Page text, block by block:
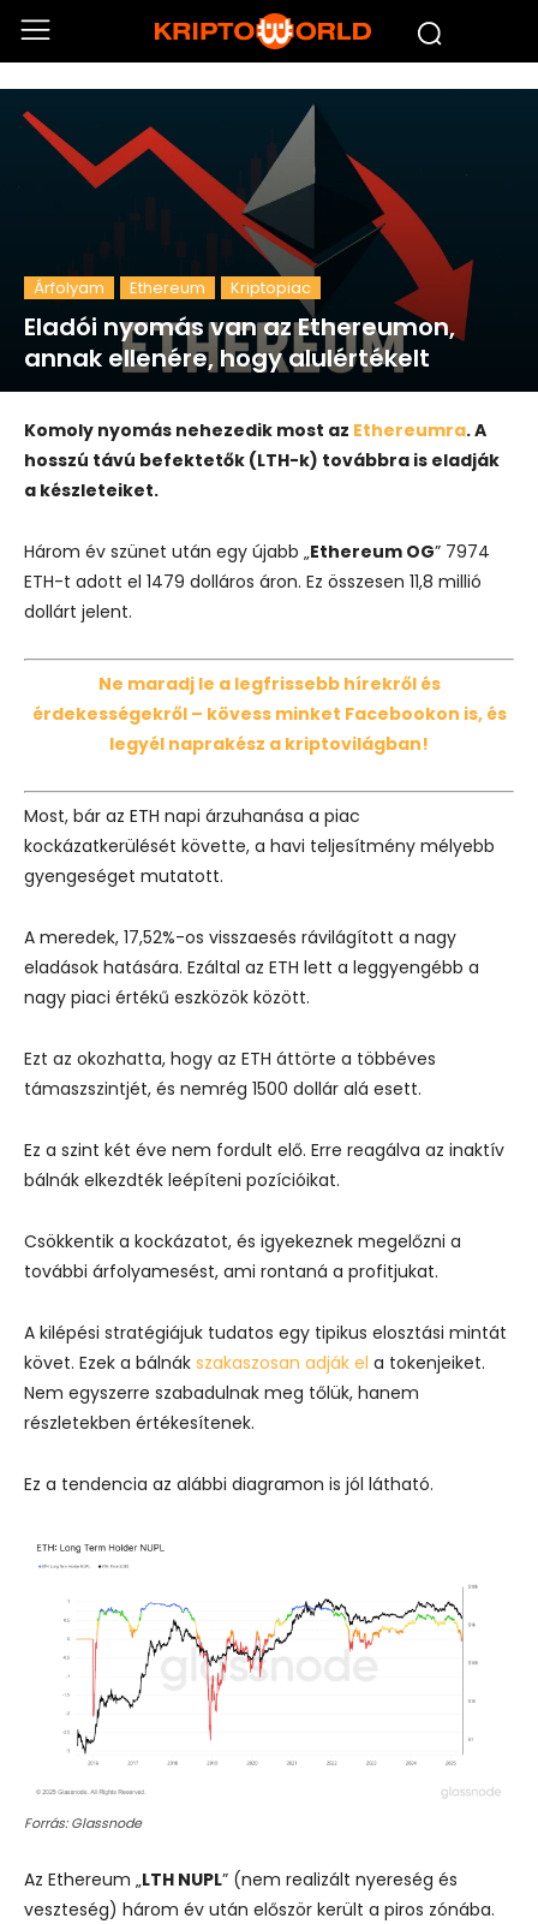
Árfolyam Ethereum Kriptopiac
Eladói nyomás van az Ethereumon,
annak ellenére, hogy alulértékelt
Komoly nyomás nehezedik most az Ethereumra. A
hosszú távú befektetők (LTH-k) továbbra is eladják
a készleteiket.
Három év szünet után egy újabb „Ethereum OG” 7974
ETH-t adott el 1479 dolláros áron. Ez összesen 11,8 millió
dollárt jelent.
Ne maradj le a legfrissebb hírekről és
érdekességekről – kövess minket Facebookon is, és
legyél naprakész a kriptovilágban!
Most, bár az ETH napi árzuhanása a piac
kockázatkerülését követte, a havi teljesítmény mélyebb
gyengeséget mutatott.
A meredek, 17,52%-os visszaesés rávilágított a nagy
eladások hatására. Ezáltal az ETH lett a leggyengébb a
nagy piaci értékű eszközök között.
Ezt az okozhatta, hogy az ETH áttörte a többéves
támaszszintjét, és nemrég 1500 dollár alá esett.
Ez a szint két éve nem fordult elő. Erre reagálva az inaktív
bálnák elkezdték leépíteni pozícióikat.
Csökkentik a kockázatot, és igyekeznek megelőzni a
további árfolyamesést, ami rontaná a profitjukat.
A kilépési stratégiájuk tudatos egy tipikus elosztási mintát
követ. Ezek a bálnák szakaszosan adják el a tokenjeiket.
Nem egyszerre szabadulnak meg tőlük, hanem
részletekben értékesítenek.
Ez a tendencia az alábbi diagramon is jól látható.
Forrás: Glassnode
Az Ethereum „LTH NUPL” (nem realizált nyereség és
veszteség) három év után először került a piros zónába.